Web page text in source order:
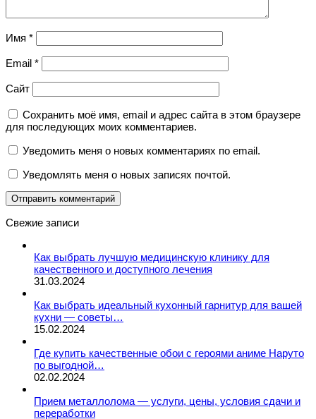
Имя *
Email *
Сайт
Сохранить моё имя, email и адрес сайта в этом браузере
для последующих моих комментариев.
Уведомить меня о новых комментариях по email.
Уведомлять меня о новых записях почтой.
Свежие записи
Как выбрать лучшую медицинскую клинику для
качественного и доступного лечения
31.03.2024
Как выбрать идеальный кухонный гарнитур для вашей
кухни — советы…
15.02.2024
Где купить качественные обои с героями аниме Наруто
по выгодной…
02.02.2024
Прием металлолома — услуги, цены, условия сдачи и
переработки